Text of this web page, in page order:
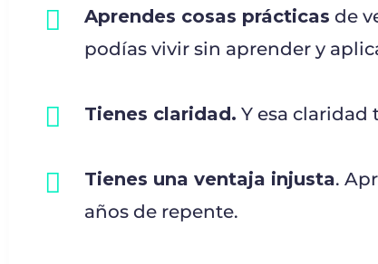
Aprendes cosas prácticas de
podías vivir sin aprender y
Tienes claridad. Y esa claridad
Tienes una ventaja injusta.
años de repente.